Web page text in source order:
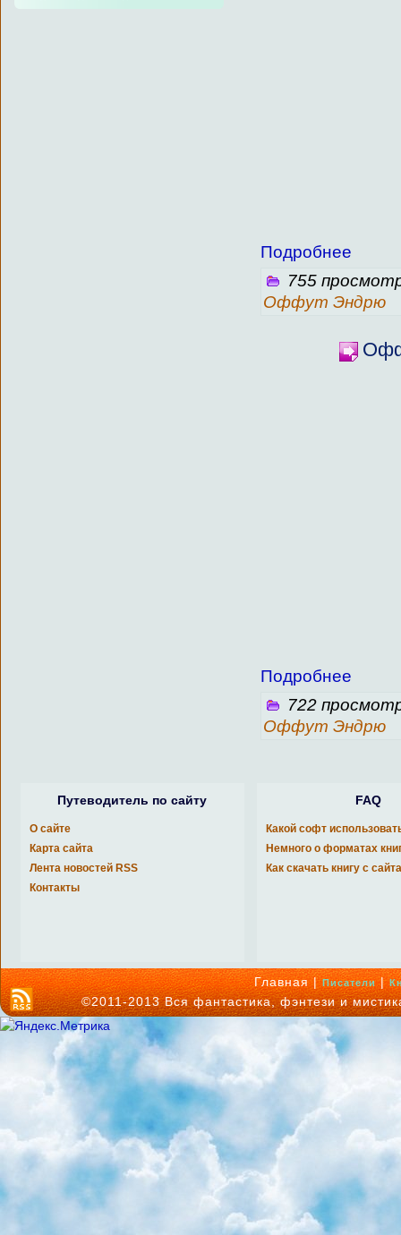
Подробнее
755
Оффут Эндрю
Подробнее
722
Оффут Эндрю
Путеводитель по сайту
О сайте
Карта сайта
Лента новостей RSS
Контакты
FAQ
Какой софт
Немного о форматах
Как скачать книгу с
Главная |Писатели|
©2011-2013 Вся фантастика, фэнтези и